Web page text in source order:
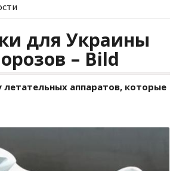
для Украины
– Bild
аппаратов, которые